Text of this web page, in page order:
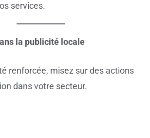
services.
la publicité locale
renforcée, misez sur des actions
dans votre secteur.